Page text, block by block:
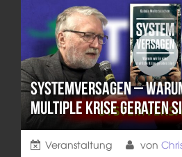
Systemversagen –
multiple Krise geraten
Veranstaltung von